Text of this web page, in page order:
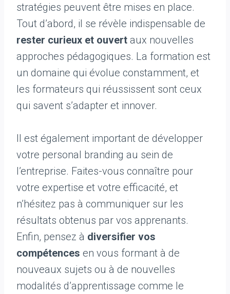
stratégies peuvent être mises en place.
Tout d’abord, il se révèle indispensable de
rester curieux et ouvert aux nouvelles
approches pédagogiques. La formation est
un domaine qui évolue constamment, et
les formateurs qui réussissent sont ceux
qui savent s’adapter et innover.
Il est également important de développer
votre personal branding au sein de
l’entreprise. Faites-vous connaître pour
votre expertise et votre efficacité, et
n’hésitez pas à communiquer sur les
résultats obtenus par vos apprenants.
Enfin, pensez à diversifier vos
compétences en vous formant à de
nouveaux sujets ou à de nouvelles
modalités d’apprentissage comme le